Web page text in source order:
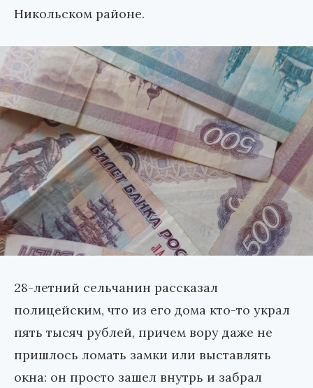
Никольском районе.
28-летний сельчанин рассказал
полицейским, что из его дома кто-то украл
пять тысяч рублей, причем вору даже не
пришлось ломать замки или выставлять
окна: он просто зашел внутрь и забрал